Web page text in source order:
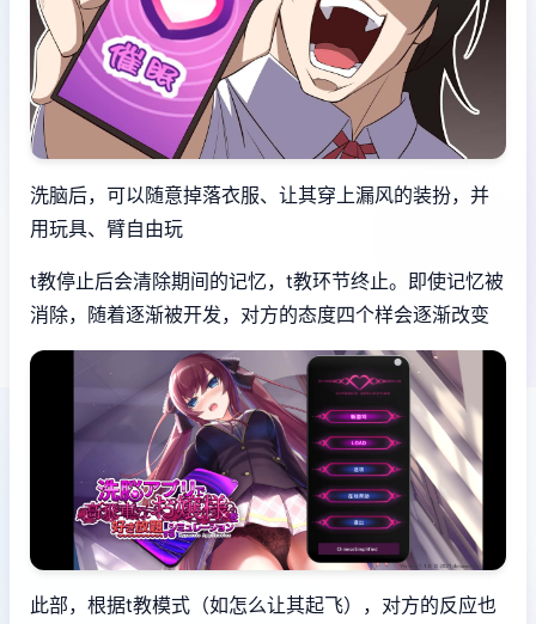
洗脑后，可以随意掉落衣服、让其穿上漏风的装扮，并
用玩具、臂自由玩
t教停止后会清除期间的记忆，t教环节终止。即使记忆被
消除，随着逐渐被开发，对方的态度四个样会逐渐改变
此部，根据t教模式（如怎么让其起飞），对方的反应也